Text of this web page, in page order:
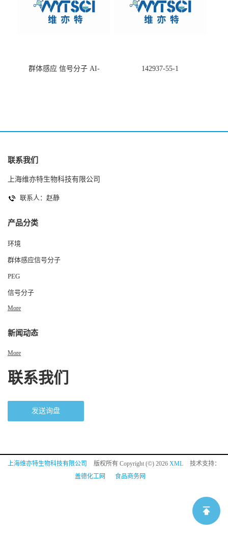
群体感应 信号分子 AI-
142937-55-1
联系我们
上海维亦特生物科技有限公司
联系人：赵静
产品分类
环境
群体感应信号分子
PEG
信号分子
More
新闻动态
More
联系我们
发送询盘
上海维亦特生物科技有限公司 版权所有 Copyright (©) 2026 XML
技术支持：
盖德化工网
食品商务网